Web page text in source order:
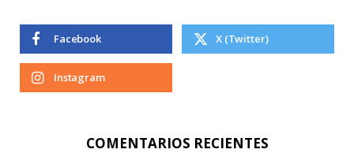
Facebook X (Twitter)
Instagram
COMENTARIOS RECIENTES